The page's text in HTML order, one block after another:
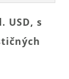
USD, s